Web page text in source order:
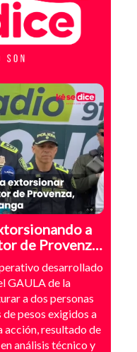
a
de Provenza,
desarrollado
GAULA de la
a dos personas
pesos exigidos a
acción, resultado de
análisis técnico y